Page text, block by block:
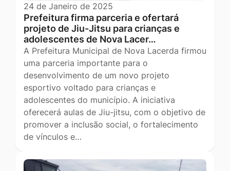
24 de Janeiro de 2025
Prefeitura firma parceria e ofertará
projeto de Jiu-Jitsu para crianças e
adolescentes de Nova Lacer…
A Prefeitura Municipal de Nova Lacerda firmou
uma parceria importante para o
desenvolvimento de um novo projeto
esportivo voltado para crianças e
adolescentes do município. A iniciativa
oferecerá aulas de Jiu-jitsu, com o objetivo de
promover a inclusão social, o fortalecimento
de vínculos e…